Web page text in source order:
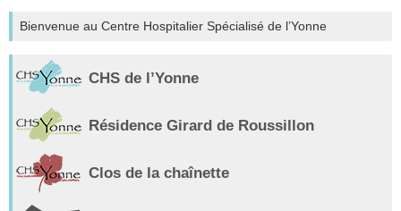
Bienvenue au Centre Hospitalier Spécialisé de l’Yonne
CHS de l’Yonne
Résidence Girard de Roussillon
Clos de la chaînette